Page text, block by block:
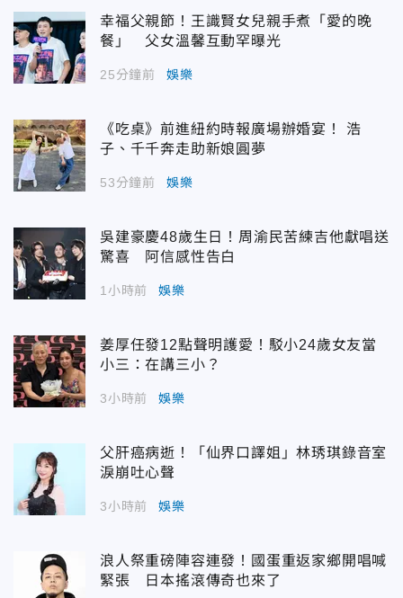
幸福父親節！王識賢女兒親手煮「愛的晚
餐」 父女溫馨互動罕曝光
25分鐘前 娛樂
《吃桌》前進紐約時報廣場辦婚宴！ 浩
子、千千奔走助新娘圓夢
53分鐘前 娛樂
吳建豪慶48歲生日！周渝民苦練吉他獻唱送
驚喜 阿信感性告白
1小時前 娛樂
姜厚任發12點聲明護愛！駁小24歲女友當
小三：在講三小？
3小時前 娛樂
父肝癌病逝！「仙界口譯姐」林琇琪錄音室
淚崩吐心聲
3小時前 娛樂
浪人祭重磅陣容連發！國蛋重返家鄉開唱喊
緊張 日本搖滾傳奇也來了